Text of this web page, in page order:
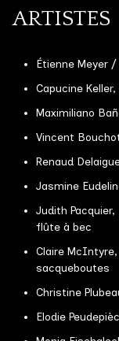
LES TRAVERSÉES
Soutenez les
PROGRAMMES
ARTISTES
Étienne Meyer
Capucine
Maximiliano
Vincent
Renaud
Jasmine
Judith
flûte à bec
Claire
sacqueboutes
Christine
Elodie